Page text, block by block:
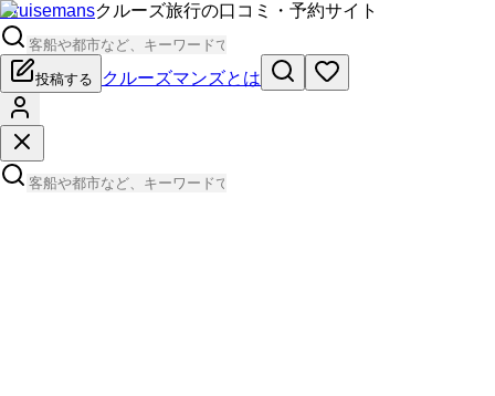
Cruisemansクルーズ旅行の口コミ・予約サイト
投稿する クルーズマンズとは